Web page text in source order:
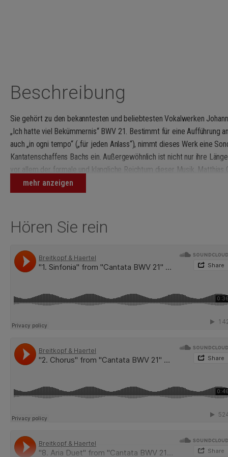
Beschreibung
Sie gehört zu den bekanntesten und beliebtesten Vokalwerken
„Ich hatte viel Bekümmernis“ BWV 21. Bestimmt für eine Aufführung
auch „in ogni tempo“ („für jeden Anlass“), nimmt dieses Werk eine
Kantatenschaffens Bachs ein. Außergewöhnlich ist nicht nur ihre
vor allem der formale und klangliche Reichtum dieser Musik. Matthias
Frauenkirche, erstellte zu diesem zentralen Werk aus Breitkopfs
komplett neu. Seine kompetente Arbeit wird durch die revidierte
mehr anzeigen
Hören Sie rein